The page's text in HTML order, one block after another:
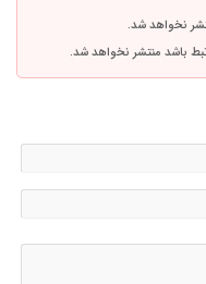
نخواهد شد.
باشد منتشر نخواهد شد.